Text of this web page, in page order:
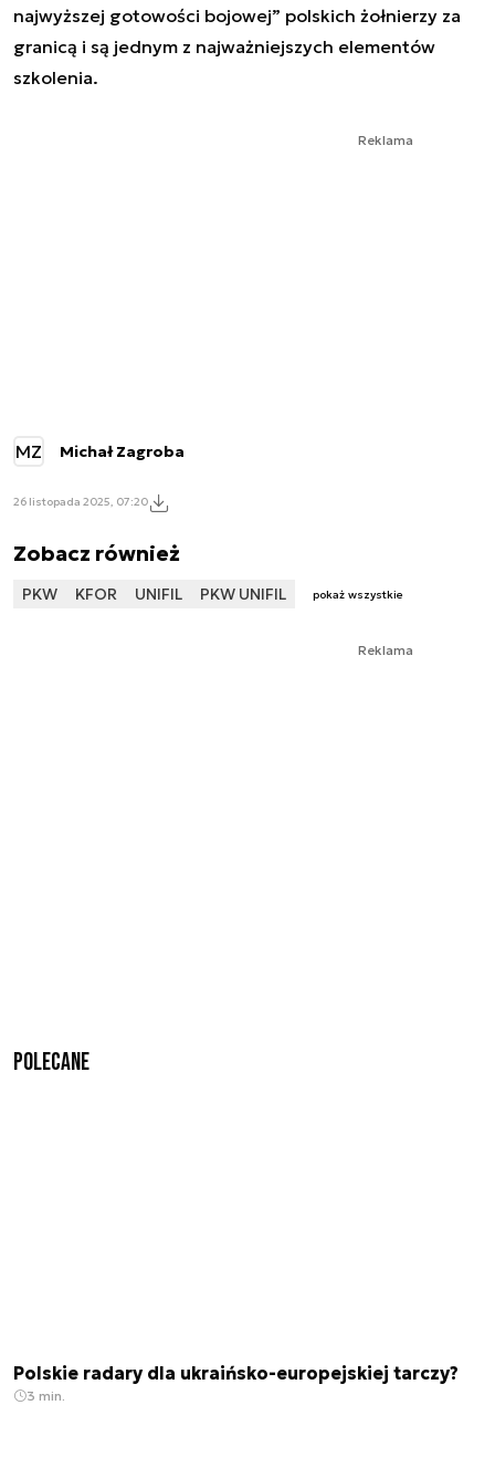
najwyższej gotowości bojowej” polskich żołnierzy za
granicą i są jednym z najważniejszych elementów
szkolenia.
Reklama
MZ Michał Zagroba
26 listopada 2025, 07:20
Zobacz również
PKW KFOR UNIFIL PKW UNIFIL pokaż wszystkie
Reklama
Polecane
Polskie radary dla ukraińsko-europejskiej tarczy?
3 min.